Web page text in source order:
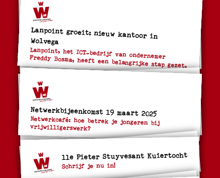
Lanpoint groeit: nieuw kantoor in
Wolvega
Lanpoint, het ICT-bedrijf van ondernemer Freddy Bosma, heeft een belangrijke stap gezet.
Netwerkbijeenkomst 19 maart 2025
Netwerkcafé: hoe betrek je jongeren bij
vrijwilligerswerk?
11e Pieter Stuyvesant Kuiertocht
Schrijf je nu in!